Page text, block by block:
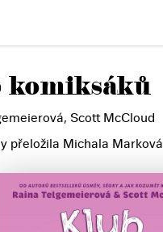
komiksáků
, Scott McCloud
přeložila Michala Marková